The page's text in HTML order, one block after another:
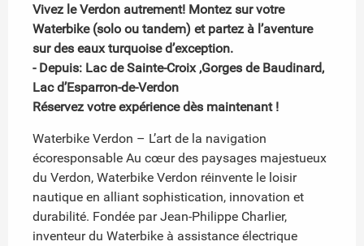
Vivez le Verdon autrement! Montez sur votre
Waterbike (solo ou tandem) et partez à l’aventure
sur des eaux turquoise d’exception.
- Depuis: Lac de Sainte-Croix ,Gorges de Baudinard,
Lac d’Esparron-de-Verdon
Réservez votre expérience dès maintenant !
Waterbike Verdon – L’art de la navigation
écoresponsable Au cœur des paysages majestueux
du Verdon, Waterbike Verdon réinvente le loisir
nautique en alliant sophistication, innovation et
durabilité. Fondée par Jean-Philippe Charlier,
inventeur du Waterbike à assistance électrique